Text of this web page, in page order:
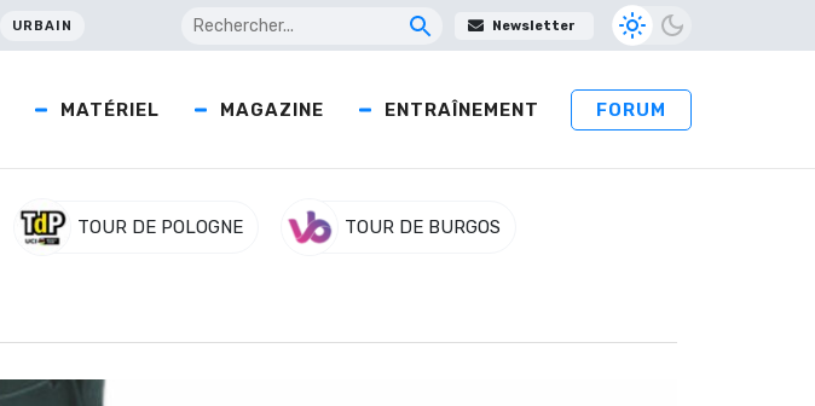
URBAIN Newsletter
MATÉRIEL MAGAZINE ENTRAÎNEMENT FORUM
TOUR DE POLOGNE TOUR DE BURGOS